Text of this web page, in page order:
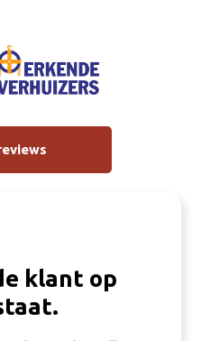
klant op